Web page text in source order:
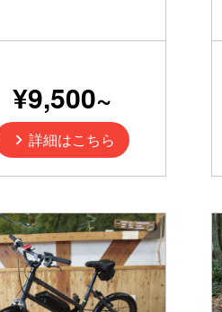
¥9,500~
詳細はこちら